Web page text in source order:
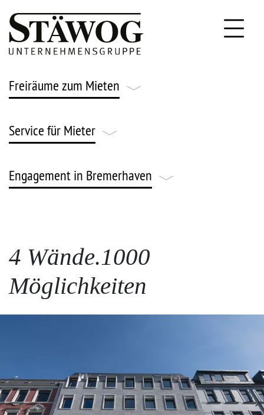
Freiräume zum Mieten
Leben & Wohnen
Gründen & Arbeiten
Service für Mieter
FAQ
Stäwog Strom
Engagement in Bremerhaven
News & Veranstaltungen
Projekte
4 Wände.1000
Möglichkeiten